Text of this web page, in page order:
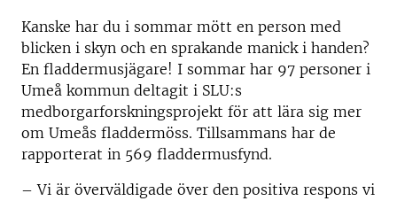
Kanske har du i sommar mött en person med
blicken i skyn och en sprakande manick i handen?
En fladdermusjägare! I sommar har 97 personer i
Umeå kommun deltagit i SLU:s
medborgarforskningsprojekt för att lära sig mer
om Umeås fladdermöss. Tillsammans har de
rapporterat in 569 fladdermusfynd.
– Vi är överväldigade över den positiva respons vi